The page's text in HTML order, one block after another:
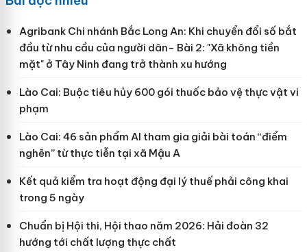
Agribank Chi nhánh Bắc Long An: Khi chuyển đổi số bắt
đầu từ nhu cầu của người dân- Bài 2: "Xã không tiền
mặt" ở Tây Ninh đang trở thành xu hướng
Lào Cai: Buộc tiêu hủy 600 gói thuốc bảo vệ thực vật vi
phạm
Lào Cai: 46 sản phẩm AI tham gia giải bài toán “điểm
nghẽn” từ thực tiễn tại xã Mậu A
Kết quả kiểm tra hoạt động đại lý thuế phải công khai
trong 5 ngày
Chuẩn bị Hội thi, Hội thao năm 2026: Hải đoàn 32
hướng tới chất lượng thực chất